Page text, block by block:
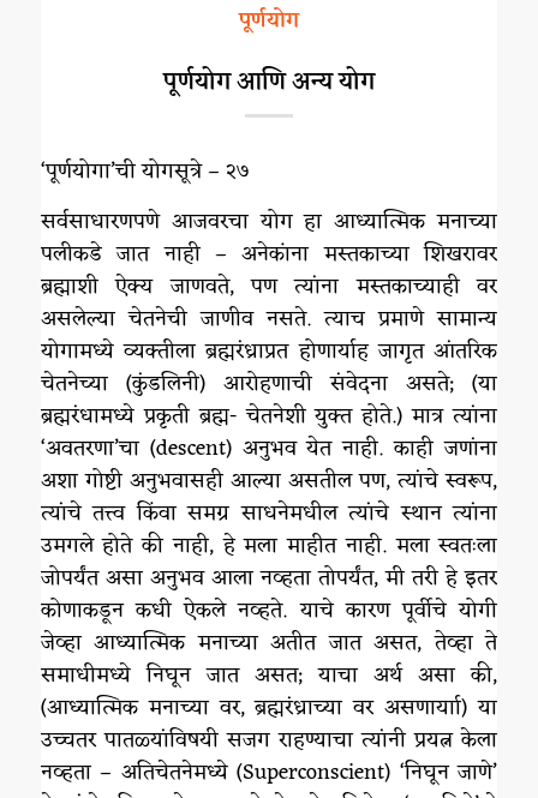
पूर्णयोग
पूर्णयोग आणि अन्य योग
‘पूर्णयोगा’ची योगसूत्रे – २७
सर्वसाधारणपणे आजवरचा योग हा आध्यात्मिक मनाच्या
पलीकडे जात नाही – अनेकांना मस्तकाच्या शिखरावर
ब्रह्माशी ऐक्य जाणवते, पण त्यांना मस्तकाच्याही वर
असलेल्या चेतनेची जाणीव नसते. त्याच प्रमाणे सामान्य
योगामध्ये व्यक्तीला ब्रह्मरंध्राप्रत होणार्याह जागृत आंतरिक
चेतनेच्या (कुंडलिनी) आरोहणाची संवेदना असते; (या
ब्रह्मरंधामध्ये प्रकृती ब्रह्म- चेतनेशी युक्त होते.) मात्र त्यांना
‘अवतरणा’चा (descent) अनुभव येत नाही. काही जणांना
अशा गोष्टी अनुभवासही आल्या असतील पण, त्यांचे स्वरूप,
त्यांचे तत्त्व किंवा समग्र साधनेमधील त्यांचे स्थान त्यांना
उमगले होते की नाही, हे मला माहीत नाही. मला स्वतःला
जोपर्यंत असा अनुभव आला नव्हता तोपर्यंत, मी तरी हे इतर
कोणाकडून कधी ऐकले नव्हते. याचे कारण पूर्वीचे योगी
जेव्हा आध्यात्मिक मनाच्या अतीत जात असत, तेव्हा ते
समाधीमध्ये निघून जात असत; याचा अर्थ असा की,
(आध्यात्मिक मनाच्या वर, ब्रह्मरंध्राच्या वर असणार्याा) या
उच्चतर पातळ्यांविषयी सजग राहण्याचा त्यांनी प्रयत्न केला
नव्हता – अतिचेतनेमध्ये (Superconscient) ‘निघून जाणे’